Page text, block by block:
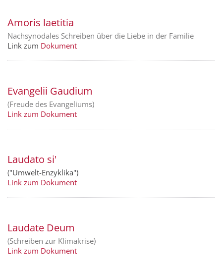
Amoris laetitia
Nachsynodales Schreiben über die Liebe in der Familie
Link zum Dokument
Evangelii Gaudium
(Freude des Evangeliums)
Link zum Dokument
Laudato si'
("Umwelt-Enzyklika")
Link zum Dokument
Laudate Deum
(Schreiben zur Klimakrise)
Link zum Dokument